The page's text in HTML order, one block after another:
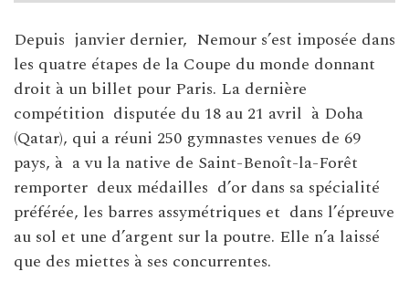
Depuis janvier dernier, Nemour s’est imposée dans
les quatre étapes de la Coupe du monde donnant
droit à un billet pour Paris. La dernière
compétition disputée du 18 au 21 avril à Doha
(Qatar), qui a réuni 250 gymnastes venues de 69
pays, à a vu la native de Saint-Benoît-la-Forêt
remporter deux médailles d’or dans sa spécialité
préférée, les barres assymétriques et dans l’épreuve
au sol et une d’argent sur la poutre. Elle n’a laissé
que des miettes à ses concurrentes.